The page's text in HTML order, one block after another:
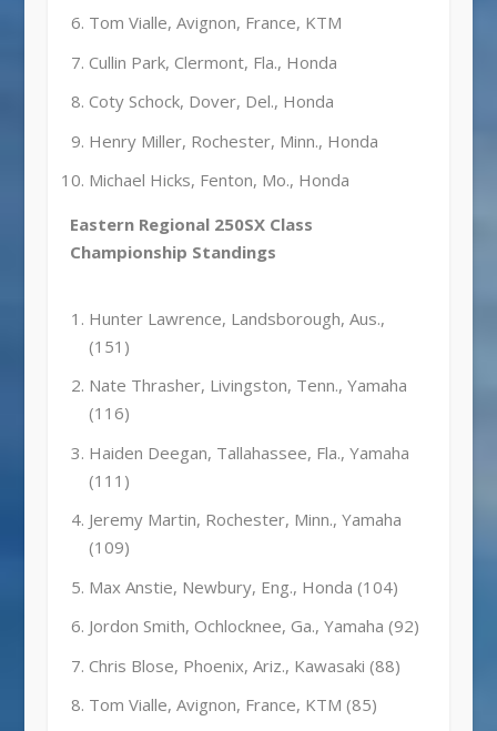
Tom Vialle, Avignon, France, KTM
Cullin Park, Clermont, Fla., Honda
Coty Schock, Dover, Del., Honda
Henry Miller, Rochester, Minn., Honda
Michael Hicks, Fenton, Mo., Honda
Eastern Regional 250SX Class
Championship Standings
Hunter Lawrence, Landsborough, Aus.,
(151)
Nate Thrasher, Livingston, Tenn., Yamaha
(116)
Haiden Deegan, Tallahassee, Fla., Yamaha
(111)
Jeremy Martin, Rochester, Minn., Yamaha
(109)
Max Anstie, Newbury, Eng., Honda (104)
Jordon Smith, Ochlocknee, Ga., Yamaha (92)
Chris Blose, Phoenix, Ariz., Kawasaki (88)
Tom Vialle, Avignon, France, KTM (85)